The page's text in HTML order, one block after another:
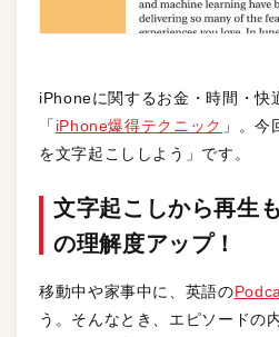
iPhoneに関するお金・時間・快
「 iPhone爆得テクニック 」。
を文字起こししよう」です。
文字起こしから再生
の理解度アップ！
移動中や家事中に、英語の
う。そんなとき、エピソードの